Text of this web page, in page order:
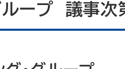
ループ 議事次